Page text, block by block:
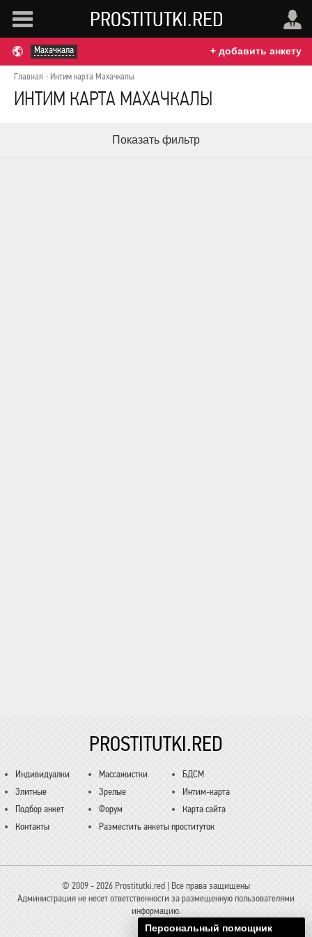
PROSTITUTKI.RED
Махачкала + добавить анкету
Главная Интим карта Махачкалы
ИНТИМ КАРТА МАХАЧКАЛЫ
Показать фильтр
PROSTITUTKI.RED
Индивидуалки Массажистки
БДСМ
Элитные
Зрелые
Интим-карта
Подбор анкет
Форум
Карта сайта
Контакты
Разместить анкеты проституток
© 2009 - 2026 Prostitutki.red | Все права защищены
Администрация не несет ответственности за размещенную пользователями
информацию.
Персональный помощник